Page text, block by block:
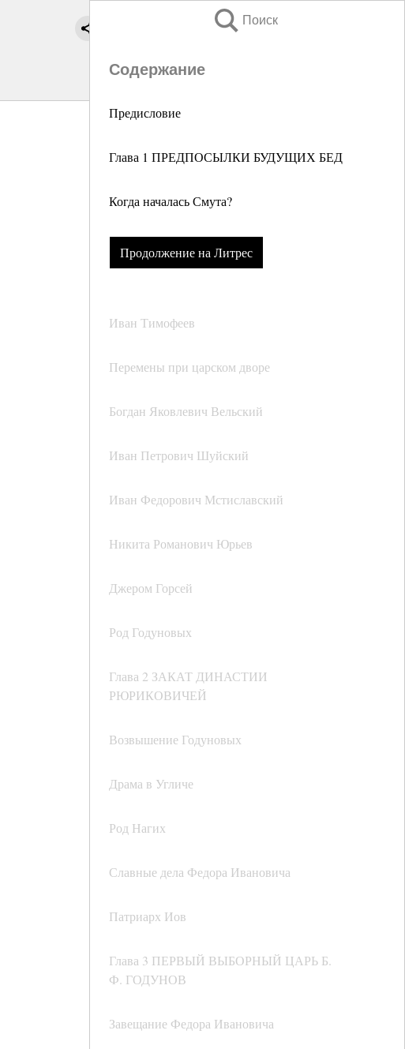
Поиск
Содержание
Предисловие
Глава 1 ПРЕДПОСЫЛКИ БУДУЩИХ БЕД
Когда началась Смута?
Продолжение на Литрес
Иван Тимофеев
Перемены при царском дворе
Богдан Яковлевич Вельский
Иван Петрович Шуйский
Иван Федорович Мстиславский
Никита Романович Юрьев
Джером Горсей
Род Годуновых
Глава 2 ЗАКАТ ДИНАСТИИ
РЮРИКОВИЧЕЙ
Возвышение Годуновых
Драма в Угличе
Род Нагих
Славные дела Федора Ивановича
Патриарх Иов
Глава 3 ПЕРВЫЙ ВЫБОРНЫЙ ЦАРЬ Б.
Ф. ГОДУНОВ
Завещание Федора Ивановича